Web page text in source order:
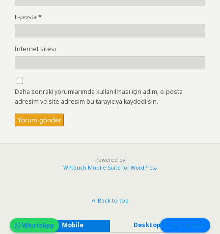
E-posta *
İnternet sitesi
Daha sonraki yorumlarımda kullanılması için adım, e-posta
adresim ve site adresim bu tarayıcıya kaydedilsin.
Bizi Arayın
WhatsApp
Powered by
WPtouch Mobile Suite for WordPress
Back to top
Mobile Desktop